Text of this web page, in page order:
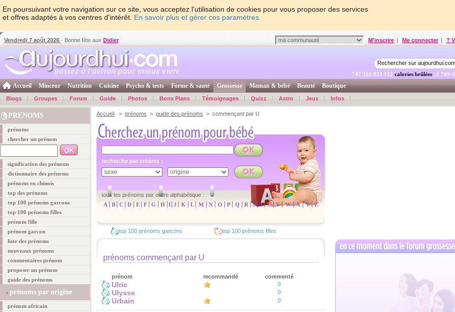
En poursuivant votre navigation sur ce site, vous acceptez l'utilisation de cookies pour vous proposer des services
et offres adaptés à vos centres d'intérêt. En savoir plus et gérer ces paramètres.
Vendredi 7 août 2026 - Bonne fête aux Didier M'inscrire | Me connecter | ?
747 316 833 801 calories brûlées | 2 709
Accueil Minceur Nutrition Cuisine Psycho & tests Forme & santé Grossesse Maman & bébé Beauté Boutique
Blogs Groupes Forum Guide Photos Bons Plans Témoignages Quizz Astro Jeux Infos
PRENOMS
prénoms
chercher un prénom
signification des prénoms
dictionnaire des prénoms
prénoms en chinois
top des prénoms
top 100 prénoms garcons
top 100 prénoms filles
prénom fille
prénom garcon
liste des prénoms
nouveaux prénoms
commentaires prénom
proposer un prénom
guide des prénoms
prénoms par origine
prénom africain
Accueil > prénoms > guide des prénoms > commençant par U
recherche par critères :
tous les prénoms par ordre alphabétique :
A
B C D E F G H I J K L M N O P Q R S T U V W X Y Z
top 100 prénoms garcons top 100 prénoms filles
prénoms commençant par U
prénom recommandé commenté
Ulric 0
Ulysse 0
Urbain 0